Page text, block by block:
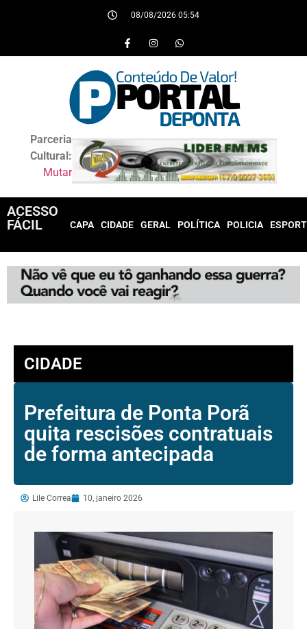
08/08/2026 05:54
Parceria
Cultural:
Mutar
ACESSO
FÁCIL
CAPA CIDADE GERAL POLÍTICA POLICIA
CIDADE
Prefeitura de Ponta Porã
quita rescisões contratuais
de forma antecipada
Lile Correa 10, janeiro 2026